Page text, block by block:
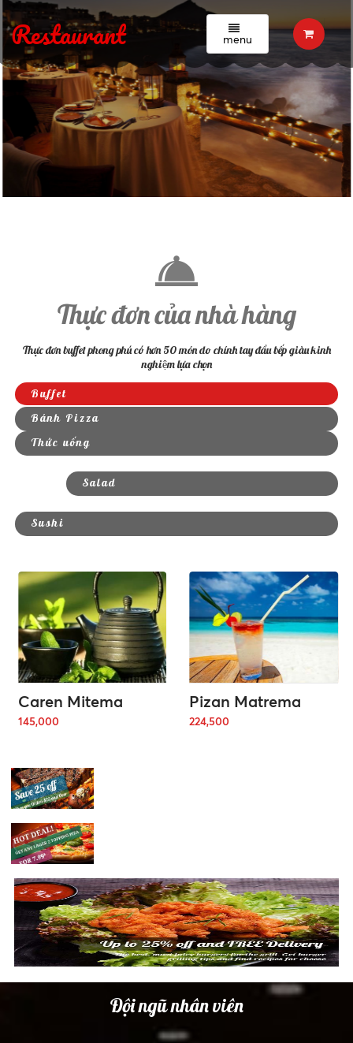
Restaurant menu
Thực đơn của nhà hàng
Thực đơn buffet phong phú có hơn 50 món do chính tay đầu bếp giàu kinh
nghiệm lựa chọn
Buffet
Bánh Pizza
Thức uống
Salad
Sushi
Caren Mitema
145,000
Pizan Matrema
224,500
Đội ngũ nhân viên